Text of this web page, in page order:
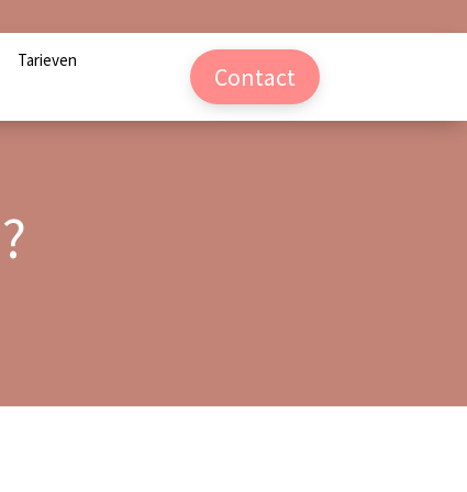
Tarieven
Contact
?